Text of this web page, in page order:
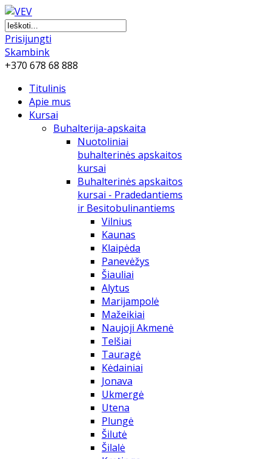
Prisijungti
Skambink
+370 678 68 888
Titulinis
Apie mus
Kursai
Buhalterija-apskaita
Nuotoliniai
buhalterinės apskaitos
kursai
Buhalterinės apskaitos
kursai - Pradedantiems
ir Besitobulinantiems
Vilnius
Kaunas
Klaipėda
Panevėžys
Šiauliai
Alytus
Marijampolė
Mažeikiai
Naujoji Akmenė
Telšiai
Tauragė
Kėdainiai
Jonava
Ukmergė
Utena
Plungė
Šilutė
Šilalė